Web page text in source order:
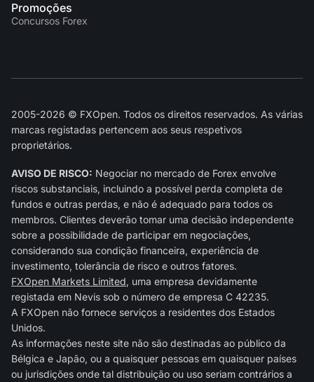
Promoções
Concursos Forex
2005-2026 © FXOpen. Todos os direitos reservados. As várias
marcas registadas pertencem aos seus respetivos
proprietários.
AVISO DE RISCO: Negociar no mercado de Forex envolve
riscos substanciais, incluindo a possível perda completa de
fundos e outras perdas, e não é adequado para todos os
membros. Clientes deverão tomar uma decisão independente
sobre a possibilidade de participar em negociações,
considerando sua condição financeira, experiência de
investimento, tolerância de risco e outros fatores.
FXOpen Markets Limited, uma empresa devidamente
registada em Nevis sob o número de empresa C 42235.
A FXOpen não fornece serviços a residentes dos Estados
Unidos.
As informações neste site não são destinadas ao público da
Bélgica e Japão, ou a quaisquer pessoas em quaisquer países
ou jurisdições onde tal distribuição ou uso seriam contrários a